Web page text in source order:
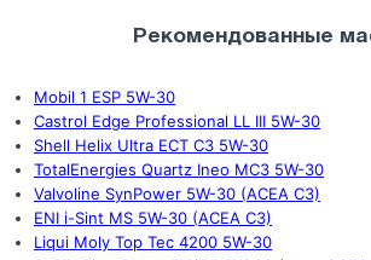
Рекомендованные
Mobil 1 ESP 5W-30
Castrol Edge Professional LL III 5W-30
Shell Helix Ultra ECT C3 5W-30
TotalEnergies Quartz Ineo MC3 5W-30
Valvoline SynPower 5W-30 (ACEA C3)
ENI i-Sint MS 5W-30 (ACEA C3)
Liqui Moly Top Tec 4200 5W-30